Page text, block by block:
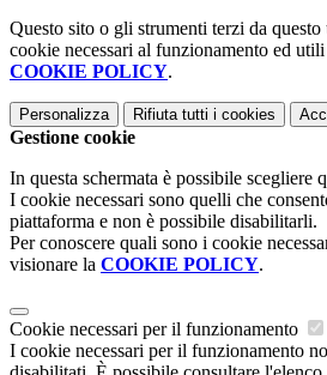
Questo sito o gli strumenti terzi da
cookie necessari al funzionamento ed
COOKIE POLICY.
Personalizza Rifiuta tutti i cookies
Gestione cookie
In questa schermata è possibile scegliere
I cookie necessari sono quelli che
piattaforma e non è possibile disabilitarli.
Per conoscere quali sono i cookie
visionare la COOKIE POLICY.
Cookie necessari per il funzionamento
I cookie necessari per il funzionamento